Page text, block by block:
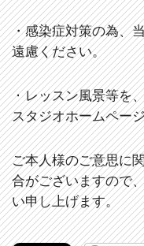
・感染症対策の為、
遠慮ください。
・レッスン風景等を
スタジオホームペー
ご本人様のご意思に
合がございますので
い申し上げます。